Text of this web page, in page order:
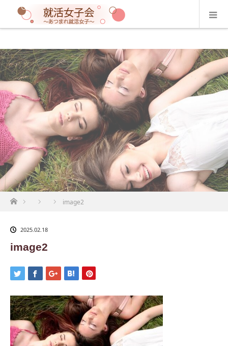
ホーム image2
2025.02.18
image2